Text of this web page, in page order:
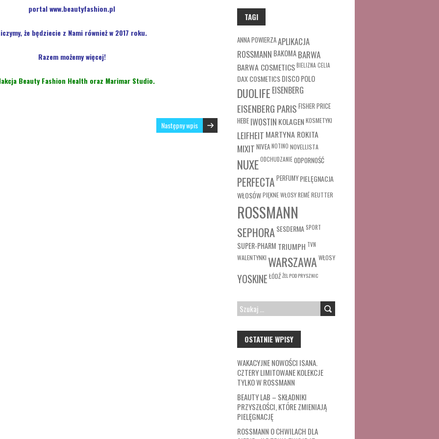
portal www.beautyfashion.pl
że będziecie z Nami również w 2017 roku.
Razem możemy więcej!
Beauty Fashion Health oraz Marimar Studio.
Następny wpis
TAGI
ANNA POWIERZAAPLIKACJA
ROSSMANN BAKOMABARWA
BARWA COSMETICSBIELIZNA CELIA
DAX COSMETICSDISCO POLO
DUOLIFE EISENBERG
EISENBERG PARIS FISHER PRICE
HEBE IWOSTIN KOLAGEN KOSMETYKI
LEIFHEIT MARTYNA ROKITA
MIXIT NIVEANOTINO NOVELLISTA
NUXEODCHUDZANIEODPORNOŚĆ
PERFECTA PERFUMY PIELĘGNACJA
WŁOSÓWPIĘKNE WŁOSYREMÉREUTTER
ROSSMANN
SEPHORASESDERMA SPORT
SUPER-PHARM TRIUMPH TVN
WALENTYNKI WARSZAWA WŁOSY
YOSKINE ŁÓDŹŻEL POD PRYSZNIC
SZUKAJ:
OSTATNIE WPISY
WAKACYJNE NOWOŚCI ISANA.
CZTERY LIMITOWANE KOLEKCJE
TYLKO W ROSSMANN
BEAUTY LAB – SKŁADNIKI
PRZYSZŁOŚCI, KTÓRE ZMIENIAJĄ
PIELĘGNACJĘ
ROSSMANN O CHWILACH DLA